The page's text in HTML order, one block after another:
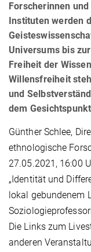
Forscherinnen
Instituten werden
Universums bis
Freiheit der
Willensfreiheit
und
dem
Günther Schlee,
ethnologische
27.05.2021, 16:00
„Identität und
lokal gebundenem
Die Links zum
anderen